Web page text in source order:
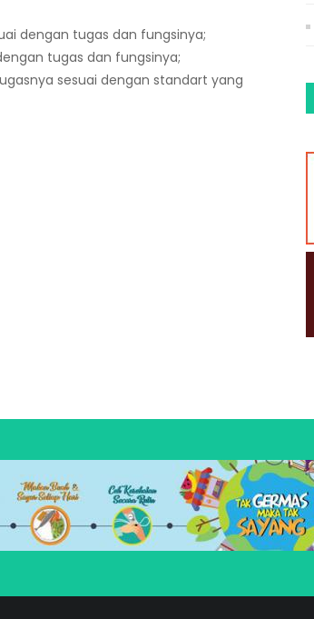
dengan tugas dan fungsinya;
tugas dan fungsinya;
sesuai dengan standart yang